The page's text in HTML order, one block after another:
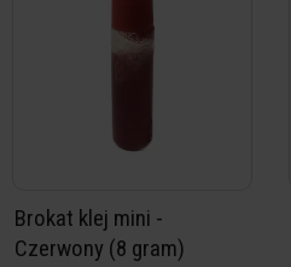
Brokat klej mini -
Czerwony (8 gram)